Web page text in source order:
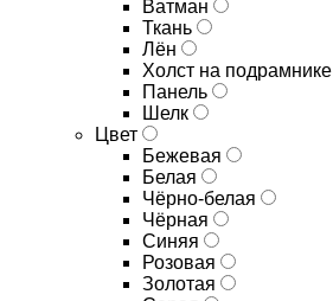
Ватман
Ткань
Лён
Холст на подрамнике
Панель
Шелк
Цвет
Бежевая
Белая
Чёрно-белая
Чёрная
Синяя
Розовая
Золотая